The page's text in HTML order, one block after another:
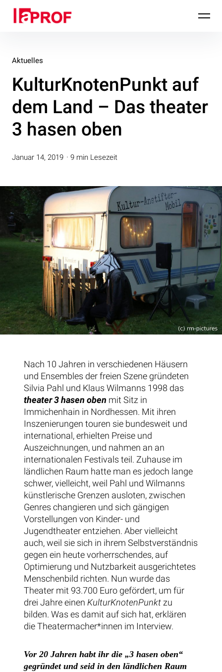
überspringen
laPROF
Aktuelles
KulturKnotenPunkt auf
dem Land – Das theater
3 hasen oben
Januar 14, 2019 9 min Lesezeit
Nach 10 Jahren in verschiedenen Häusern
und Ensembles der freien Szene gründeten
Silvia Pahl und Klaus Wilmanns 1998 das
theater 3 hasen oben mit Sitz in
Immichenhain in Nordhessen. Mit ihren
Inszenierungen touren sie bundesweit und
international, erhielten Preise und
Auszeichnungen, und nahmen an an
internationalen Festivals teil. Zuhause im
ländlichen Raum hatte man es jedoch lange
schwer, vielleicht, weil Pahl und Wilmanns
künstlerische Grenzen ausloten, zwischen
Genres changieren und sich gängigen
Vorstellungen von Kinder- und
Jugendtheater entziehen. Aber vielleicht
auch, weil sie sich in ihrem Selbstverständnis
gegen ein heute vorherrschendes, auf
Optimierung und Nutzbarkeit ausgerichtetes
Menschenbild richten. Nun wurde das
Theater mit 93.700 Euro gefördert, um für
drei Jahre einen KulturKnotenPunkt zu
bilden. Was es damit auf sich hat, erklären
die Theatermacher*innen im Interview.
Vor 20 Jahren habt ihr die „3 hasen oben“
gegründet und seid in den ländlichen Raum